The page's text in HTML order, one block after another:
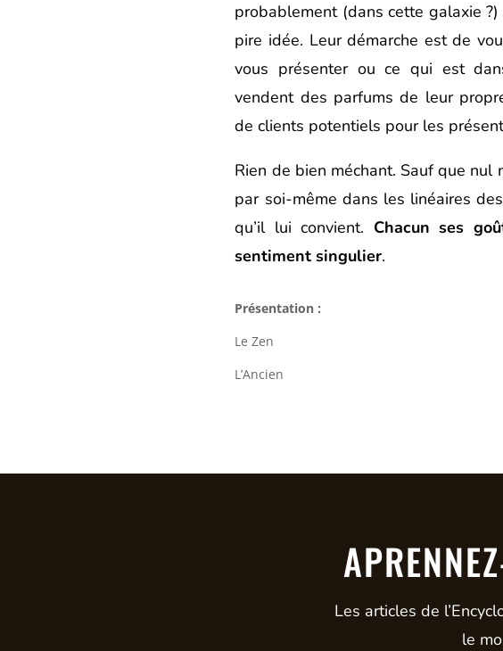
probablement (dans cette galaxie ?)
pire idée. Leur démarche est de
vous présenter ou ce qui est
vendent des parfums de leur
de clients potentiels pour les
Rien de bien méchant. Sauf que nul
par soi-même dans les linéaires
qu’il lui convient. Chacun ses
sentiment singulier.
Présentation :
Le Zen
L’Ancien
Les articles de
le